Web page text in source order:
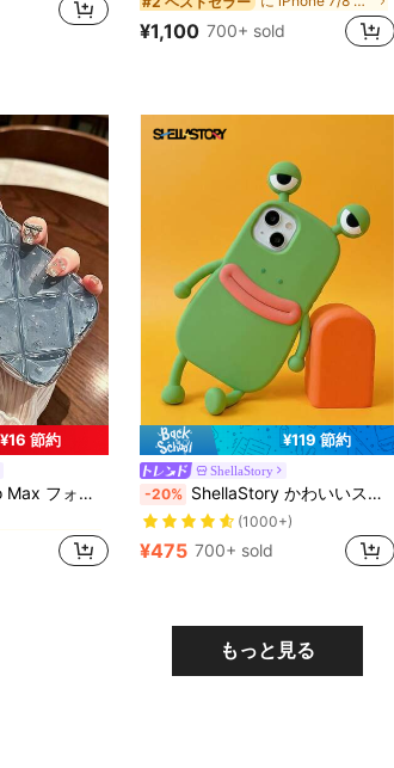
¥1,100 700+ sold
¥16 節約
ンスタイリッシュ保護カバー iPhone 12/11/13/14 Pro Maxに対応
に ギャラクシーS24ウルトラ 携帯電話ケース
¥119 節約
ShellaStory
-20% ShellaStory かわいいスマホケース アップルフロッグ シリコン ソフト スマホケース対応 防水 耐衝撃 落下防止 傷防止
(1000+)
¥475 700+ sold
もっと見る